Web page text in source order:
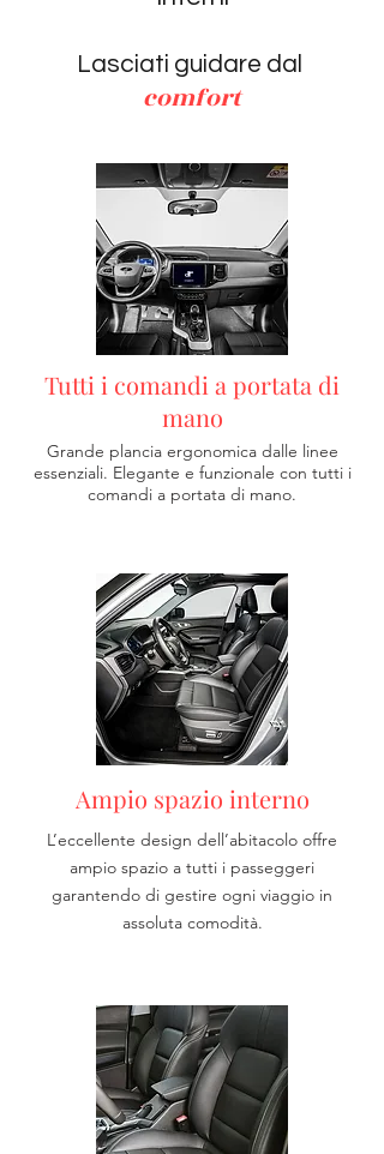
Lasciati guidare dal
comfort
Tutti i comandi a portata di
mano
Grande plancia ergonomica dalle linee
essenziali. Elegante e funzionale con tutti i
comandi a portata di mano.
Ampio spazio interno
L’eccellente design dell’abitacolo offre
ampio spazio a tutti i passeggeri
garantendo di gestire ogni viaggio in
assoluta comodità.